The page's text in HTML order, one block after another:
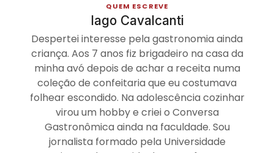
QUEM ESCREVE
Iago Cavalcanti
Despertei interesse pela gastronomia ainda
criança. Aos 7 anos fiz brigadeiro na casa da
minha avó depois de achar a receita numa
coleção de confeitaria que eu costumava
folhear escondido. Na adolescência cozinhar
virou um hobby e criei o Conversa
Gastronômica ainda na faculdade. Sou
jornalista formado pela Universidade